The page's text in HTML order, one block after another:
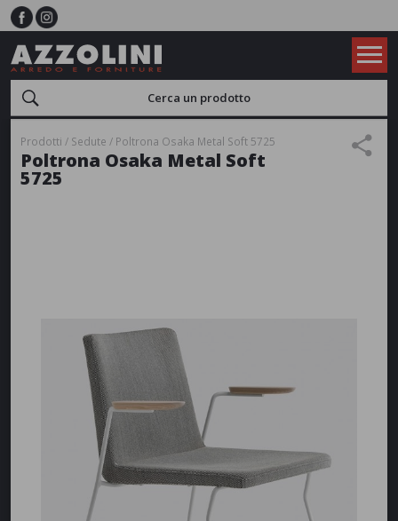
Prodotti Sedute Poltrona Osaka Metal Soft 5725
Poltrona Osaka Metal Soft
5725